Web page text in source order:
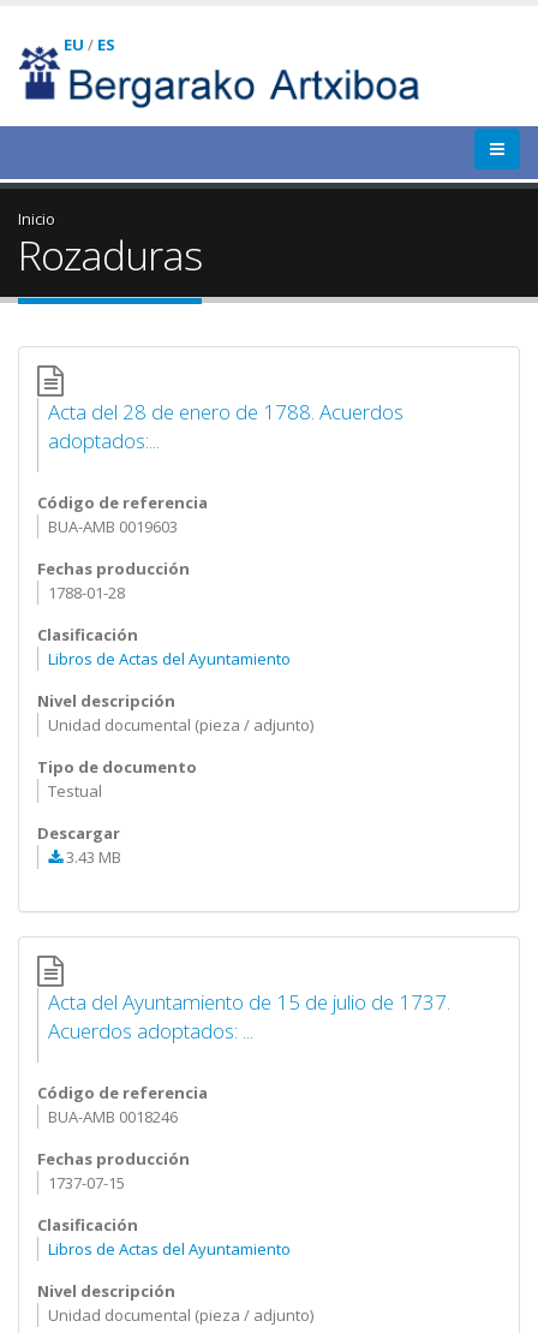
EU / ES
Inicio
Rozaduras
Acta del 28 de enero de 1788. Acuerdos
adoptados:...
Código de referencia
BUA-AMB 0019603
Fechas producción
1788-01-28
Clasificación
Libros de Actas del Ayuntamiento
Nivel descripción
Unidad documental (pieza / adjunto)
Tipo de documento
Testual
Descargar
3.43 MB
Acta del Ayuntamiento de 15 de julio de 1737.
Acuerdos adoptados: ...
Código de referencia
BUA-AMB 0018246
Fechas producción
1737-07-15
Clasificación
Libros de Actas del Ayuntamiento
Nivel descripción
Unidad documental (pieza / adjunto)